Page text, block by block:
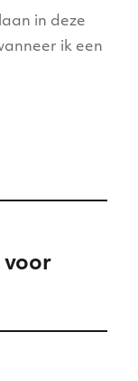
in deze
ik een
voor